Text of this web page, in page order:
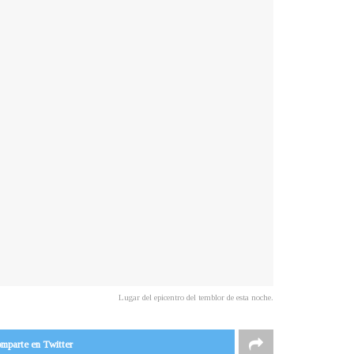
Lugar del epicentro del temblor de esta noche.
en Twitter